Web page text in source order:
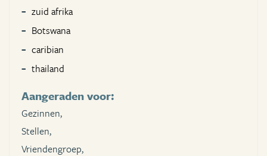
zuid afrika
Botswana
caribian
thailand
Aangeraden voor:
Gezinnen,
Stellen,
Vriendengroep,